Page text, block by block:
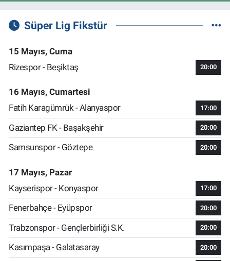
Süper Lig Fikstür
15 Mayıs, Cuma
Rizespor - Beşiktaş
20:00
16 Mayıs, Cumartesi
Fatih Karagümrük - Alanyaspor
17:00
Gaziantep FK - Başakşehir 20:00
Samsunspor - Göztepe 20:00
17 Mayıs, Pazar
Kayserispor - Konyaspor
17:00
Fenerbahçe - Eyüpspor 20:00
Trabzonspor - Gençlerbirliği S.K. 20:00
Kasımpaşa - Galatasaray 20:00